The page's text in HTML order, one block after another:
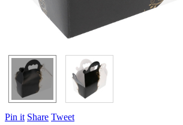
Pin it Share Tweet